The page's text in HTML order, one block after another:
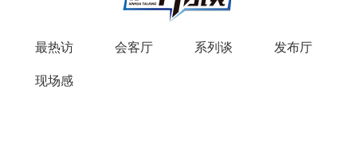
最热访 会客厅 系列谈
发布厅
现场感